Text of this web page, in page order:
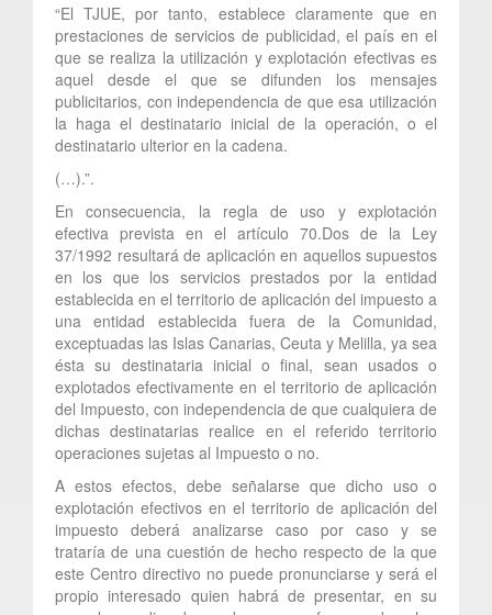
“El TJUE, por tanto, establece claramente que en
prestaciones de servicios de publicidad, el país en el
que se realiza la utilización y explotación efectivas es
aquel desde el que se difunden los mensajes
publicitarios, con independencia de que esa utilización
la haga el destinatario inicial de la operación, o el
destinatario ulterior en la cadena.
(…).”.
En consecuencia, la regla de uso y explotación
efectiva prevista en el artículo 70.Dos de la Ley
37/1992 resultará de aplicación en aquellos supuestos
en los que los servicios prestados por la entidad
establecida en el territorio de aplicación del impuesto a
una entidad establecida fuera de la Comunidad,
exceptuadas las Islas Canarias, Ceuta y Melilla, ya sea
ésta su destinataria inicial o final, sean usados o
explotados efectivamente en el territorio de aplicación
del Impuesto, con independencia de que cualquiera de
dichas destinatarias realice en el referido territorio
operaciones sujetas al Impuesto o no.
A estos efectos, debe señalarse que dicho uso o
explotación efectivos en el territorio de aplicación del
impuesto deberá analizarse caso por caso y se
trataría de una cuestión de hecho respecto de la que
este Centro directivo no puede pronunciarse y será el
propio interesado quien habrá de presentar, en su